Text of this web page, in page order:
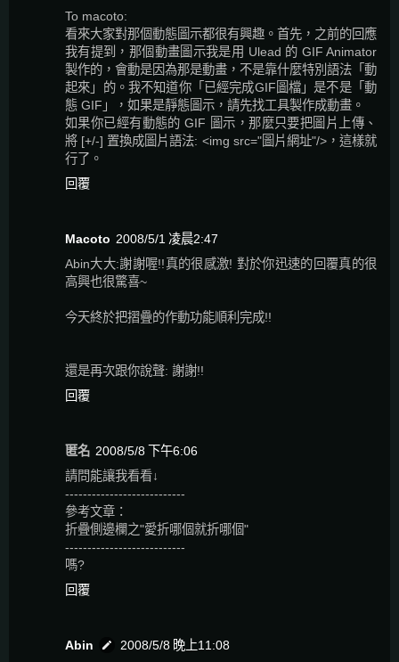
To macoto:
看來大家對那個動態圖示都很有興趣。首先，之前的回應
我有提到，那個動畫圖示我是用 Ulead 的 GIF Animator
製作的，會動是因為那是動畫，不是靠什麼特別語法「動
起來」的。我不知道你「已經完成GIF圖檔」是不是「動
態 GIF」，如果是靜態圖示，請先找工具製作成動畫。
如果你已經有動態的 GIF 圖示，那麼只要把圖片上傳、
將 [+/-] 置換成圖片語法: <img src="圖片網址"/>，這樣就
行了。
回覆
Macoto 2008/5/1 凌晨2:47
Abin大大:謝謝喔!!真的很感激! 對於你迅速的回覆真的很
高興也很驚喜~
今天終於把摺疊的作動功能順利完成!!
還是再次跟你說聲: 謝謝!!
回覆
匿名 2008/5/8 下午6:06
請問能讓我看看↓
---------------------------
參考文章：
折疊側邊欄之"愛折哪個就折哪個"
---------------------------
嗎?
回覆
Abin
2008/5/8 晚上11:08